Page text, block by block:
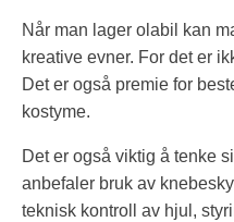
Når man lager olabil kan
kreative evner. For det er
Det er også premie for
kostyme.
Det er også viktig å tenke
anbefaler bruk av
teknisk kontroll av hjul,